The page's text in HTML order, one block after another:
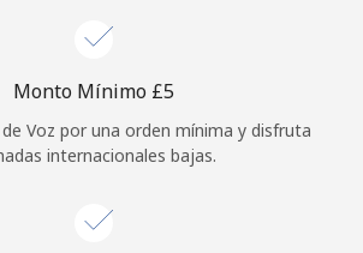
Monto Mínimo ⁦£5⁩
Voz por una orden mínima y disfruta
internacionales bajas.